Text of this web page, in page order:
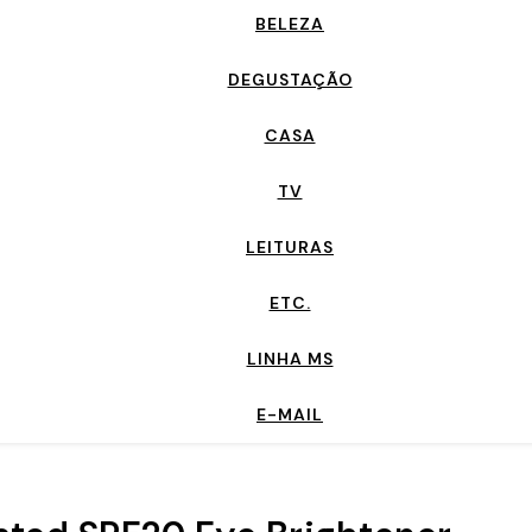
BELEZA
DEGUSTAÇÃO
CASA
TV
LEITURAS
ETC.
LINHA MS
E-MAIL